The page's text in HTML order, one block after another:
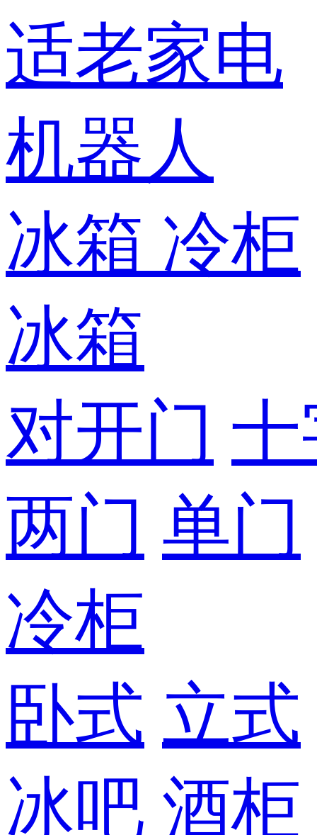
适老家电
机器人
冰箱 冷柜
冰箱
对开门
两门 单门
冷柜
卧式 立式
冰吧 酒柜